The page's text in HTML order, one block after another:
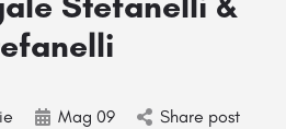
Mag 09 Share post